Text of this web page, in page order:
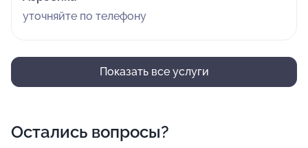
уточняйте по телефону
Показать все услуги
Остались вопросы?